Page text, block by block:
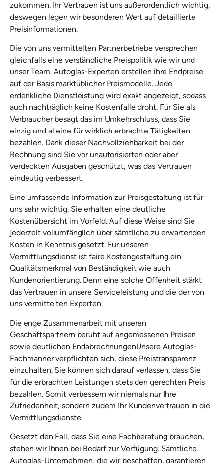
zukommen. Ihr Vertrauen ist uns außerordentlich wichtig,
deswegen legen wir besonderen Wert auf detaillierte
Preisinformationen.
Die von uns vermittelten Partnerbetriebe versprechen
gleichfalls eine verständliche Preispolitik wie wir und
unser Team. Autoglas-Experten erstellen ihre Endpreise
auf der Basis marktüblicher Preismodelle. Jede
erdenkliche Dienstleistung wird exakt angezeigt, sodass
auch nachträglich keine Kostenfalle droht. Für Sie als
Verbraucher besagt das im Umkehrschluss, dass Sie
einzig und alleine für wirklich erbrachte Tätigkeiten
bezahlen. Dank dieser Nachvollziehbarkeit bei der
Rechnung sind Sie vor unautorisierten oder aber
verdeckten Ausgaben geschützt, was das Vertrauen
eindeutig verbessert.
Eine umfassende Information zur Preisgestaltung ist für
uns sehr wichtig. Sie erhalten eine deutliche
Kostenübersicht im Vorfeld. Auf diese Weise sind Sie
jederzeit vollumfänglich über sämtliche zu erwartenden
Kosten in Kenntnis gesetzt. Für unseren
Vermittlungsdienst ist faire Kostengestaltung ein
Qualitätsmerkmal von Beständigkeit wie auch
Kundenorientierung. Denn eine solche Offenheit stärkt
das Vertrauen in unsere Serviceleistung und die der von
uns vermittelten Experten.
Die enge Zusammenarbeit mit unseren
Geschäftspartnern beruht auf angemessenen Preisen
sowie deutlichen EndabrechnungenUnsere Autoglas-
Fachmänner verpflichten sich, diese Preistransparenz
einzuhalten. Sie können sich darauf verlassen, dass Sie
für die erbrachten Leistungen stets den gerechten Preis
bezahlen. Somit verbessern wir niemals nur Ihre
Zufriedenheit, sondern zudem Ihr Kundenvertrauen in die
Vermittlungsdienste.
Gesetzt den Fall, dass Sie eine Fachberatung brauchen,
stehen wir Ihnen bei Bedarf zur Verfügung. Sämtliche
Autoglas-Unternehmen, die wir beschaffen, garantieren